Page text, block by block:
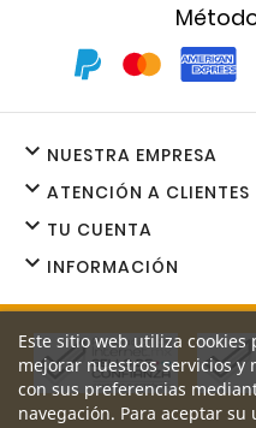
NUESTRA EMPRESA

ATENCIÓN A CLIENTES

TU CUENTA

INFORMACIÓN

Este sitio web utiliza
mejorar nuestros servicios
con sus preferencias
navegación. Para aceptar